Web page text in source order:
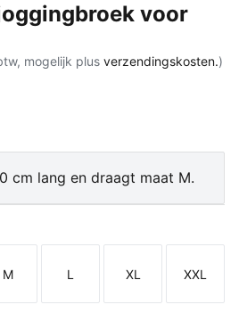
voor
mogelijk plus verzendingskosten.)
cm lang en draagt maat M.
Maat
M
Maat
L
Maat
XL
Maat
XXL